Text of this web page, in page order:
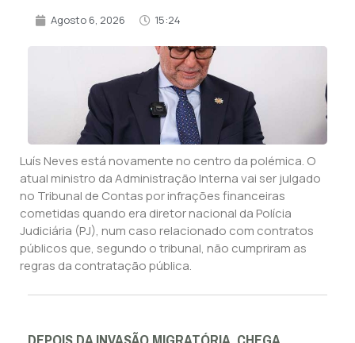
Agosto 6, 2026 15:24
Luís Neves está novamente no centro da polémica. O
atual ministro da Administração Interna vai ser julgado
no Tribunal de Contas por infrações financeiras
cometidas quando era diretor nacional da Polícia
Judiciária (PJ), num caso relacionado com contratos
públicos que, segundo o tribunal, não cumpriram as
regras da contratação pública.